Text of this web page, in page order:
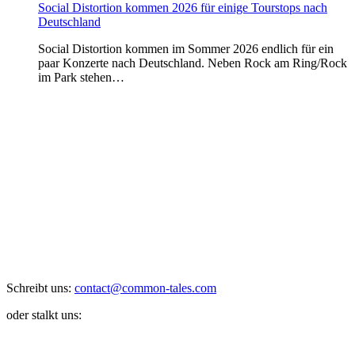
Social Distortion kommen 2026 für einige Tourstops nach
Deutschland
Social Distortion kommen im Sommer 2026 endlich für ein
paar Konzerte nach Deutschland. Neben Rock am Ring/Rock
im Park stehen…
Schreibt uns: contact@common-tales.com
oder stalkt uns: